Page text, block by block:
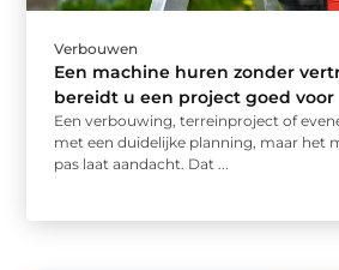
Verbouwen
Een machine huren zonder
bereidt u een project goed voor
Een verbouwing, terreinproject of
met een duidelijke planning, maar het
pas laat aandacht. Dat ...